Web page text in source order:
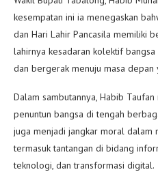
kesempatan ini ia menegaskan
dan Hari Lahir Pancasila memiliki
lahirnya kesadaran kolektif
dan bergerak menuju masa depan
Dalam sambutannya, Habib
penuntun bangsa di tengah
juga menjadi jangkar moral dalam
termasuk tantangan di bidang
teknologi, dan transformasi digital.